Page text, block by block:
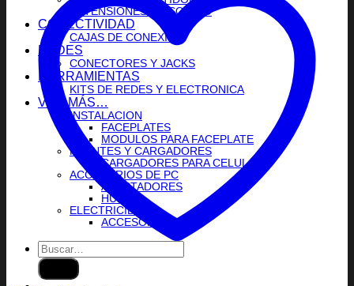
EXTENSIONES DE SONIDO
CONECTIVIDAD
CAJAS DE CONEXION
REDES
CONECTORES Y JACKS
HERRAMIENTAS
KITS DE REDES Y ELECTRONICA
VER MÁS…
INSTALACION
FACEPLATES
MODULOS PARA FACEPLATE
FUENTES Y CARGADORES
CARGADORES PARA CELULAR
ACCESORIOS DE PC
ADAPTADORES
HUBS
ELECTRICIDAD
ACCESORIOS
Buscar
por: